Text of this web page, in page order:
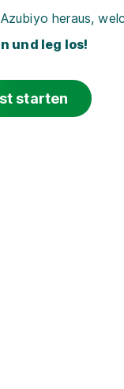
heraus,
und leg los!
starten